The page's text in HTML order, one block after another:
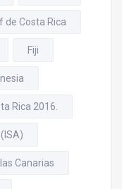
de Costa Rica
Fiji
Rica 2016.
Canarias